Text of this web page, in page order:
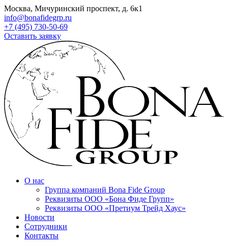
Москва, Мичуринский проспект, д. 6к1
info@bonafidegrp.ru
+7 (495) 730-50-69
Оставить заявку
О нас
Группа компаний Bona Fide Group
Реквизиты ООО «Бона Фиде Групп»
Реквизиты ООО «Претиум Трейд Хаус»
Новости
Сотрудники
Контакты